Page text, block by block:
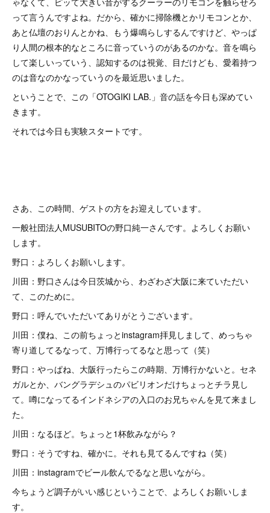
って言うんですよね。だから、確かに掃除機とかリモコンとか、
あと仏壇のおりんとかね、もう爆鳴らしするんですけど、やっぱ
り人間の根本的なところに音っていうのがあるのかな。音を鳴ら
して楽しいっていう、認知するのは視覚、目だけども、愛着持つ
のは音なのかなっていうのを最近思いました。
ということで、この「OTOGIKI LAB.」音の話を今日も深めてい
きます。
それでは今日も実験スタートです。
さあ、この時間、ゲストの方をお迎えしています。
一般社団法人MUSUBITOの野口純一さんです。よろしくお願い
します。
野口：よろしくお願いします。
川田：野口さんは今日茨城から、わざわざ大阪に来ていただい
て、このために。
野口：呼んでいただいてありがとうございます。
川田：僕ね、この前ちょっとinstagram拝見しまして、めっちゃ
寄り道してるなって、万博行ってるなと思って（笑）
野口：やっぱね、大阪行ったらこの時期、万博行かないと。セネ
ガルとか、バングラデシュのパビリオンだけちょっとチラ見し
て。噂になってるインドネシアの入口のお兄ちゃんを見て来まし
た。
川田：なるほど。ちょっと1杯飲みながら？
野口：そうですね、確かに。それも見てるんですね（笑）
川田：instagramでビール飲んでるなと思いながら。
今ちょうど調子がいい感じということで、よろしくお願いしま
す。